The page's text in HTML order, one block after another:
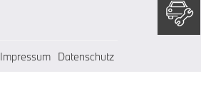
Impressum Datenschutz